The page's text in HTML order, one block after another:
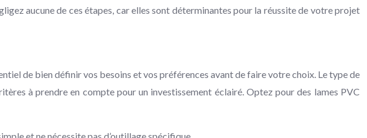
aucune de ces étapes, car elles sont déterminantes pour la réussite de votre projet
de bien définir vos besoins et vos préférences avant de faire votre choix. Le type de
à prendre en compte pour un investissement éclairé. Optez pour des lames PVC